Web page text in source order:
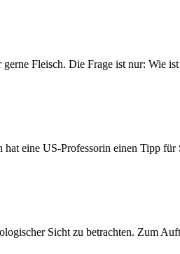
Fleisch. Die Frage ist nur: Wie
eine US-Professorin einen Tipp für
Sicht zu betrachten. Zum